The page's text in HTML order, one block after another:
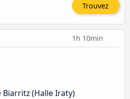
Trouvez
1h 10min
(Halle Iraty)